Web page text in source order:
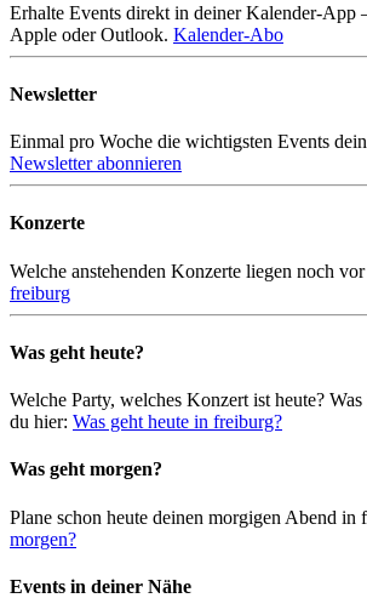
Erhalte Events direkt in deiner Kalender-App
Apple oder Outlook. Kalender-Abo
Newsletter
Einmal pro Woche die wichtigsten Events
Newsletter abonnieren
Konzerte
Welche anstehenden Konzerte liegen noch
freiburg
Was geht heute?
Welche Party, welches Konzert ist heute?
du hier: Was geht heute in freiburg?
Was geht morgen?
Plane schon heute deinen morgigen Abend in
morgen?
Events in deiner Nähe